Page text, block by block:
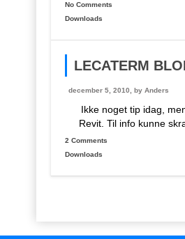
No Comments
Downloads
LECATERM
december 5, 2010, by Anders
Ikke noget tip idag,
Revit. Til info kunne
2 Comments
Downloads